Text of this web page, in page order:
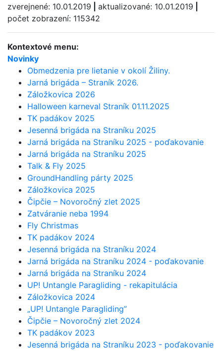
zverejnené: 10.01.2019
aktualizované: 10.01.2019
počet zobrazení: 115342
Kontextové menu:
Novinky
Obmedzenia pre lietanie v okolí Žiliny.
Jarná brigáda – Straník 2026.
Záložkovica 2026
Halloween karneval Straník 01.11.2025
TK padákov 2025
Jesenná brigáda na Straníku 2025
Jarná brigáda na Straníku 2025 - poďakovanie
Jarná brigáda na Straníku 2025
Talk & Fly 2025
GroundHandling párty 2025
Záložkovica 2025
Čipčie – Novoročný zlet 2025
Zatváranie neba 1994
Fly Christmas
TK padákov 2024
Jesenná brigáda na Straníku 2024
Jarná brigáda na Straníku 2024 - poďakovanie
Jarná brigáda na Straníku 2024
UP! Untangle Paragliding - rekapitulácia
Záložkovica 2024
„UP! Untangle Paragliding”
Čipčie – Novoročný zlet 2024
TK padákov 2023
Jesenná brigáda na Straníku 2023 - poďakovanie